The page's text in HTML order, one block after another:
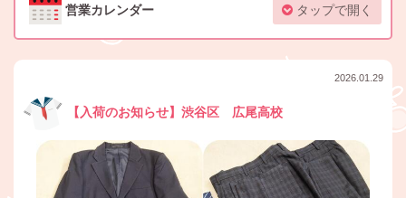
営業カレンダー タップで開く
2026.01.29
【入荷のお知らせ】渋谷区 広尾高校